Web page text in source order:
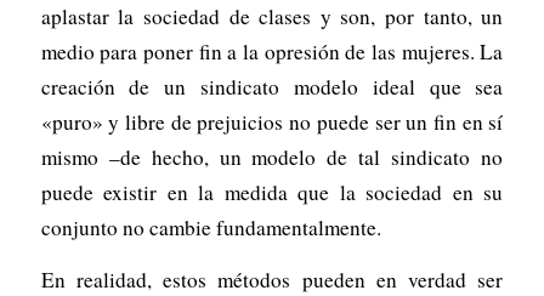
aplastar la sociedad de clases y son, por tanto, un
medio para poner fin a la opresión de las mujeres. La
creación de un sindicato modelo ideal que sea
«puro» y libre de prejuicios no puede ser un fin en sí
mismo –de hecho, un modelo de tal sindicato no
puede existir en la medida que la sociedad en su
conjunto no cambie fundamentalmente.
En realidad, estos métodos pueden en verdad ser